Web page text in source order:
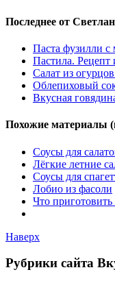
Последнее от
Паста фузилли с
Пастила. Рецепт
Салат из
Облепиховый
Вкусная
Похожие материалы
Соусы для
Лёгкие летние
Соусы для
Лобио из фасоли
Что
Наверх
Рубрики сайта